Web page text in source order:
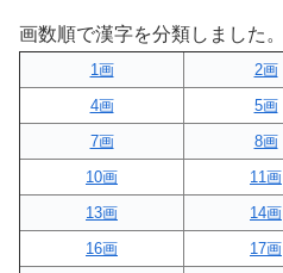
画数順で漢字を分類しました。
1画 2画
4画
5画
7画
8画
10画
11画
13画
14画
16画
17画